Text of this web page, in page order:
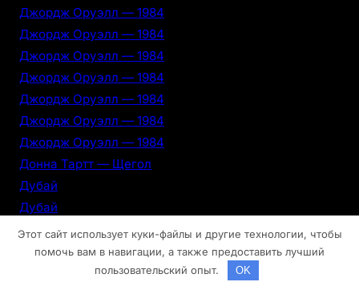
Джордж Оруэлл — 1984
Джордж Оруэлл — 1984
Джордж Оруэлл — 1984
Джордж Оруэлл — 1984
Джордж Оруэлл — 1984
Джордж Оруэлл — 1984
Джордж Оруэлл — 1984
Донна Тартт — Щегол
Дубай
Дубай
Дубай
Дубай
Этот сайт использует куки-файлы и другие технологии, чтобы
помочь вам в навигации, а также предоставить лучший
пользовательский опыт.
OK